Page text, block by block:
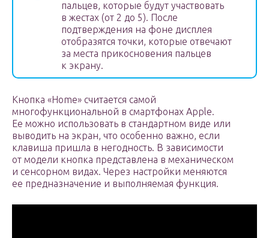
пальцев, которые будут участвовать
в жестах (от 2 до 5). После
подтверждения на фоне дисплея
отобразятся точки, которые отвечают
за места прикосновения пальцев
к экрану.
Кнопка «Home» считается самой
многофункциональной в смартфонах Apple.
Ее можно использовать в стандартном виде или
выводить на экран, что особенно важно, если
клавиша пришла в негодность. В зависимости
от модели кнопка представлена в механическом
и сенсорном видах. Через настройки меняются
ее предназначение и выполняемая функция.